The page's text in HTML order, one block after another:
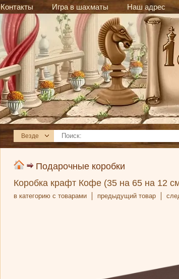
Контакты Игра в шахматы Наш адрес
Везде
Подарочные коробки
Коробка крафт Кофе (35 на 65 на 12
в категорию с товарами
предыдущий товар